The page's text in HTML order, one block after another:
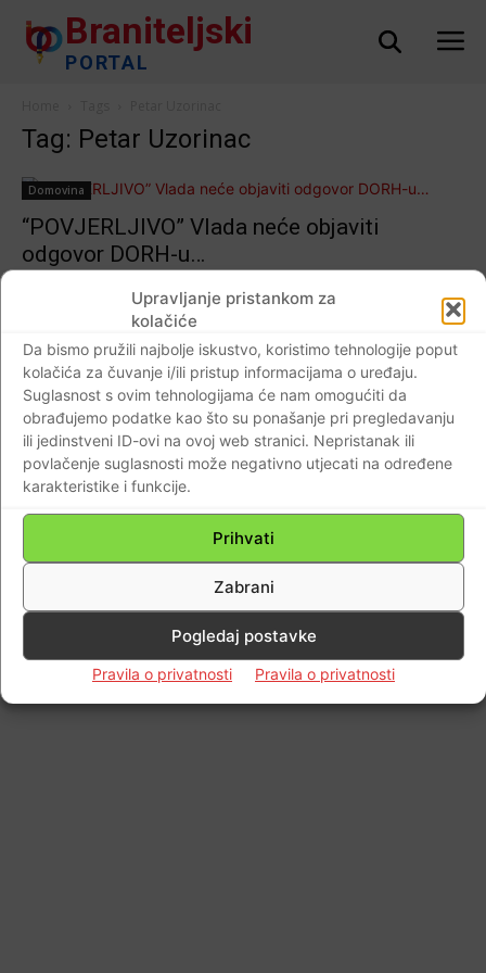
Upravljanje pristankom za
kolačiće
Da bismo pružili najbolje iskustvo, koristimo tehnologije poput
kolačića za čuvanje i/ili pristup informacijama o uređaju.
Suglasnost s ovim tehnologijama će nam omogućiti da
obrađujemo podatke kao što su ponašanje pri pregledavanju
ili jedinstveni ID-ovi na ovoj web stranici. Nepristanak ili
povlačenje suglasnosti može negativno utjecati na određene
karakteristike i funkcije.
Prihvati
Zabrani
Pogledaj postavke
Pravila o privatnosti Pravila o privatnosti
Braniteljski
PORTAL
Tag: Petar Uzorinac
Domovina
“POVJERLJIVO” Vlada neće objaviti
odgovor DORH-u…
Impressum Kontaktirajte nas Pravila o privatnosti
© Newspaper WordPress Theme by TagDiv